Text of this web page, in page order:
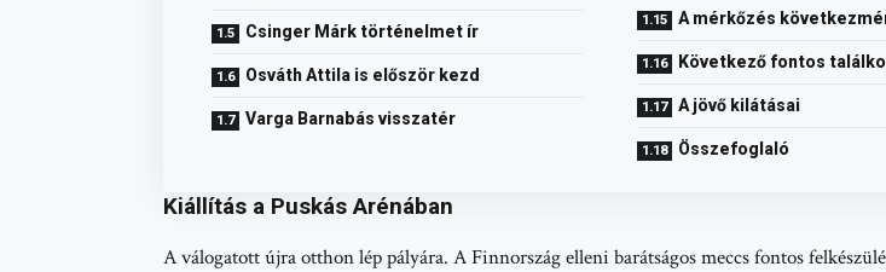
Csinger Márk történelmet ír
Osváth Attila is először kezd
Varga Barnabás visszatér
A mérkőzés
Következő fontos
A jövő kilátásai
Összefoglaló
Kiállítás a Puskás Arénában
A válogatott újra otthon lép pályára. A Finnország elleni barátságos meccs fontos